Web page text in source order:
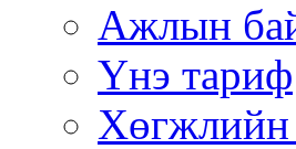
Ажлын
Үнэ тариф
Хөгжлийн